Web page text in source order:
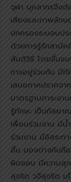
จุฬา บุคลากรจึง
เสียงและภาพลัก
ปกครองระบอบป
ด้วยการรู้รักสามั
สันติวิธี โดยชื่นชน
การอยู่ร่วมกัน มี
เสมอภาคปราศจ
มาตรฐานภาระง
รู้ทักษะ เป็นกัลย
เพื่อนร่วมงาน มีน้
ร่วมงาน มีอิสระท
อื่น มองต่างกันถื
ผิดชอบ มีความสุ
สุจริต วจีสุจริต ม